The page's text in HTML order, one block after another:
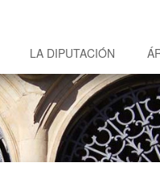
LA DIPUTACIÓN